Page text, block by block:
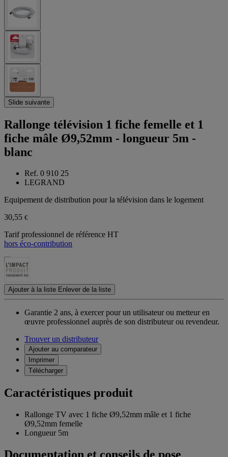
Slide suivante
Rallonge télévision 1 fiche femelle et 1
fiche mâle Ø9,52mm - longueur 5m -
blanc
Ref. 0 910 25
LEGRAND
Equipement de distribution pour la télévision dans le logement
30,55 €
Tarif professionnel de référence HT
hors éco-contribution
Ajouter à la liste Enlever de la liste
Garantie 2 ans, à exercer pour un utilisateur ou metteur en
œuvre professionnel auprès de son distributeur ou revendeur.
Trouver un distributeur
Ajouter au comparateur
Imprimer
Télécharger
Caractéristiques produit
Rallonge TV avec 1 fiche Ø9,52mm mâle et 1 fiche
Ø9,52mm femelle
Longueur 5m